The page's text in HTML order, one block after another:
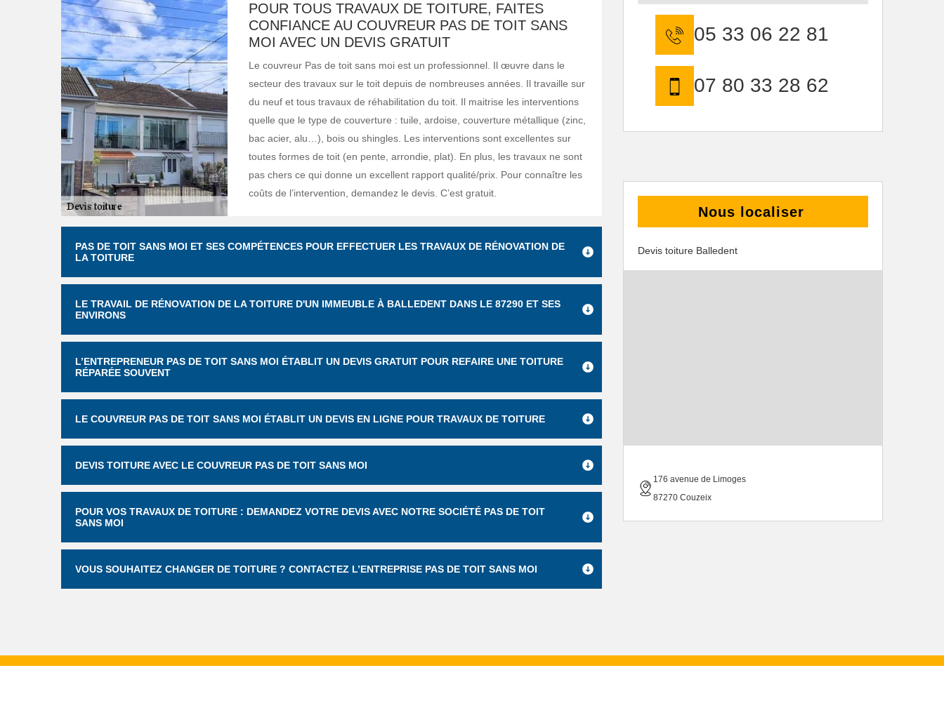
POUR TOUS TRAVAUX DE TOITURE, FAITES
CONFIANCE AU COUVREUR PAS DE TOIT SANS
MOI AVEC UN DEVIS GRATUIT
Le couvreur Pas de toit sans moi est un professionnel. Il œuvre dans le
secteur des travaux sur le toit depuis de nombreuses années. Il travaille sur
du neuf et tous travaux de réhabilitation du toit. Il maitrise les interventions
quelle que le type de couverture : tuile, ardoise, couverture métallique (zinc,
bac acier, alu…), bois ou shingles. Les interventions sont excellentes sur
toutes formes de toit (en pente, arrondie, plat). En plus, les travaux ne sont
pas chers ce qui donne un excellent rapport qualité/prix. Pour connaître les
coûts de l’intervention, demandez le devis. C’est gratuit.
PAS DE TOIT SANS MOI ET SES COMPÉTENCES POUR EFFECTUER LES TRAVAUX DE RÉNOVATION DE
LA TOITURE
LE TRAVAIL DE RÉNOVATION DE LA TOITURE D'UN IMMEUBLE À BALLEDENT DANS LE 87290 ET SES
ENVIRONS
L’ENTREPRENEUR PAS DE TOIT SANS MOI ÉTABLIT UN DEVIS GRATUIT POUR REFAIRE UNE TOITURE
RÉPARÉE SOUVENT
LE COUVREUR PAS DE TOIT SANS MOI ÉTABLIT UN DEVIS EN LIGNE POUR TRAVAUX DE TOITURE
DEVIS TOITURE AVEC LE COUVREUR PAS DE TOIT SANS MOI
POUR VOS TRAVAUX DE TOITURE : DEMANDEZ VOTRE DEVIS AVEC NOTRE SOCIÉTÉ PAS DE TOIT
SANS MOI
VOUS SOUHAITEZ CHANGER DE TOITURE ? CONTACTEZ L’ENTREPRISE PAS DE TOIT SANS MOI
05 33 06 22 81
07 80 33 28 62
Nous localiser
Devis toiture Balledent
176 avenue de Limoges
87270 Couzeix